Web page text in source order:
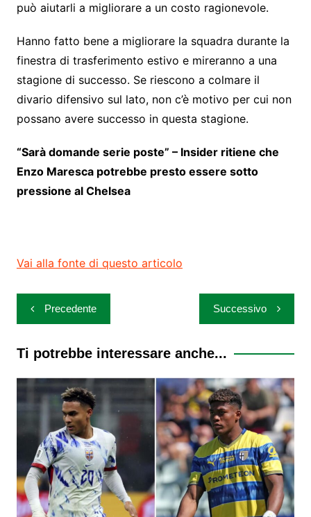
può aiutarli a migliorare a un costo ragionevole.
Hanno fatto bene a migliorare la squadra durante la
finestra di trasferimento estivo e mireranno a una
stagione di successo. Se riescono a colmare il
divario difensivo sul lato, non c’è motivo per cui non
possano avere successo in questa stagione.
“Sarà domande serie poste” – Insider ritiene che
Enzo Maresca potrebbe presto essere sotto
pressione al Chelsea
Vai alla fonte di questo articolo
Navigazione
articoli
Precedente Successivo
Ti potrebbe interessare anche...